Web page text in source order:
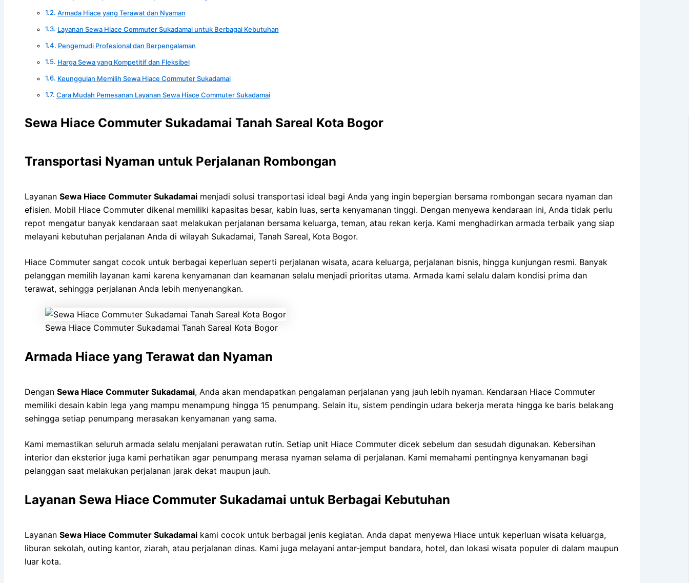
Armada Hiace yang Terawat dan Nyaman
Layanan Sewa Hiace Commuter Sukadamai untuk Berbagai Kebutuhan
Pengemudi Profesional dan Berpengalaman
Harga Sewa yang Kompetitif dan Fleksibel
Keunggulan Memilih Sewa Hiace Commuter Sukadamai
Cara Mudah Pemesanan Layanan Sewa Hiace Commuter Sukadamai
Sewa Hiace Commuter Sukadamai Tanah Sareal Kota Bogor
Transportasi Nyaman untuk Perjalanan Rombongan
Layanan Sewa Hiace Commuter Sukadamai menjadi solusi transportasi ideal bagi Anda yang ingin bepergian bersama rombongan secara nyaman dan
efisien. Mobil Hiace Commuter dikenal memiliki kapasitas besar, kabin luas, serta kenyamanan tinggi. Dengan menyewa kendaraan ini, Anda tidak perlu
repot mengatur banyak kendaraan saat melakukan perjalanan bersama keluarga, teman, atau rekan kerja. Kami menghadirkan armada terbaik yang siap
melayani kebutuhan perjalanan Anda di wilayah Sukadamai, Tanah Sareal, Kota Bogor.
Hiace Commuter sangat cocok untuk berbagai keperluan seperti perjalanan wisata, acara keluarga, perjalanan bisnis, hingga kunjungan resmi. Banyak
pelanggan memilih layanan kami karena kenyamanan dan keamanan selalu menjadi prioritas utama. Armada kami selalu dalam kondisi prima dan
terawat, sehingga perjalanan Anda lebih menyenangkan.
Sewa Hiace Commuter Sukadamai Tanah Sareal Kota Bogor
Armada Hiace yang Terawat dan Nyaman
Dengan Sewa Hiace Commuter Sukadamai, Anda akan mendapatkan pengalaman perjalanan yang jauh lebih nyaman. Kendaraan Hiace Commuter
memiliki desain kabin lega yang mampu menampung hingga 15 penumpang. Selain itu, sistem pendingin udara bekerja merata hingga ke baris belakang
sehingga setiap penumpang merasakan kenyamanan yang sama.
Kami memastikan seluruh armada selalu menjalani perawatan rutin. Setiap unit Hiace Commuter dicek sebelum dan sesudah digunakan. Kebersihan
interior dan eksterior juga kami perhatikan agar penumpang merasa nyaman selama di perjalanan. Kami memahami pentingnya kenyamanan bagi
pelanggan saat melakukan perjalanan jarak dekat maupun jauh.
Layanan Sewa Hiace Commuter Sukadamai untuk Berbagai Kebutuhan
Layanan Sewa Hiace Commuter Sukadamai kami cocok untuk berbagai jenis kegiatan. Anda dapat menyewa Hiace untuk keperluan wisata keluarga,
liburan sekolah, outing kantor, ziarah, atau perjalanan dinas. Kami juga melayani antar-jemput bandara, hotel, dan lokasi wisata populer di dalam maupun
luar kota.